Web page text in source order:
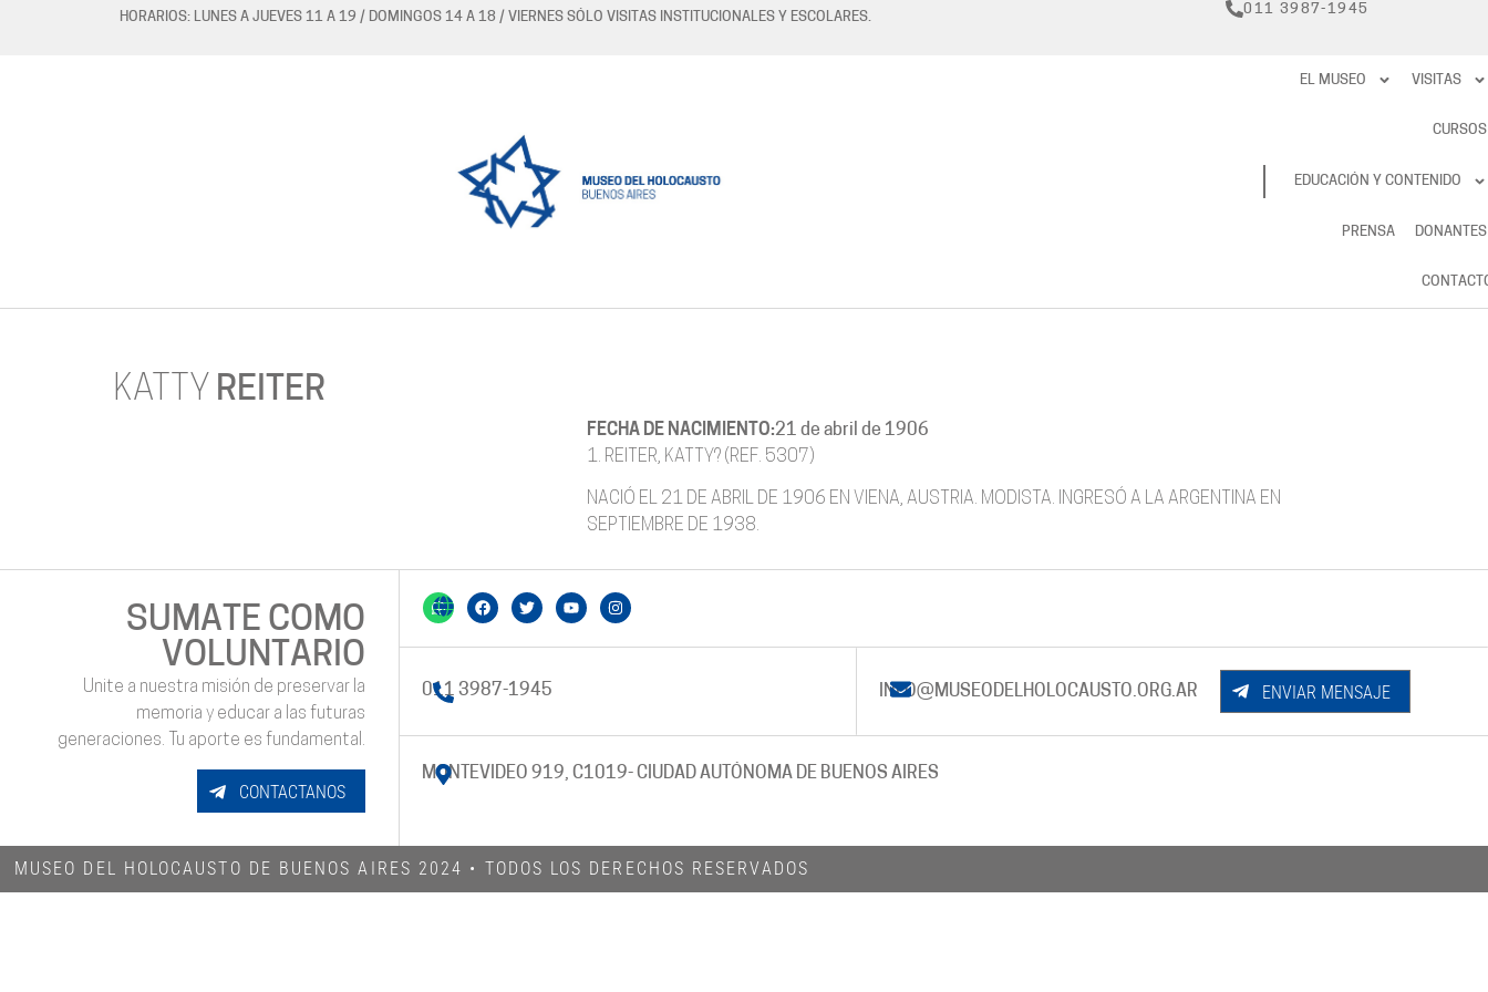
HORARIOS: LUNES A JUEVES 11 A 19 / DOMINGOS 14 A 18 / VIERNES SÓLO VISITAS INSTITUCIONALES Y ESCOLARES.
011 3987-1945
RESERVAS
EL MUSEO VISITAS
CURSOS
EDUCACIÓN Y CONTENIDO
PRENSA DONANTES
KATTY REITER
FECHA DE NACIMIENTO:21 de abril de 1906
1. REITER, KATTY? (REF. 5307)
NACIÓ EL 21 DE ABRIL DE 1906 EN VIENA, AUSTRIA. MODISTA. INGRESÓ A LA ARGENTINA EN
SEPTIEMBRE DE 1938.
SUMATE COMO
VOLUNTARIO
Unite a nuestra misión de preservar la
memoria y educar a las futuras
generaciones. Tu aporte es fundamental.
CONTACTANOS
011 3987-1945 INFO@MUSEODELHOLOCAUSTO.ORG.AR ENVIAR MENSAJE
MONTEVIDEO 919, C1019- CIUDAD AUTÓNOMA DE BUENOS AIRES
MUSEO DEL HOLOCAUSTO DE BUENOS AIRES 2024​ • TODOS LOS DERECHOS RESERVADOS